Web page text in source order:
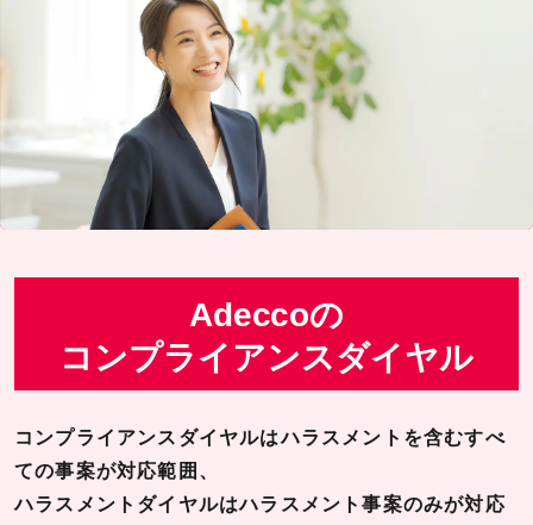
Adeccoの
コンプライアンスダイヤル
コンプライアンスダイヤルはハラスメントを含むすべ
ての事案が対応範囲、
ハラスメントダイヤルはハラスメント事案のみが対応